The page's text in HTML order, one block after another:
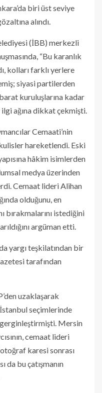
biri üst seviye
alındı.
(İBB) merkezli
“Bu karanlık
kolları farklı yerlere
siyasi partilerden
kuruluşlarına kadar
ağına dikkat çekmişti.
Cemaati’nin
hareketlendi. Eski
hâkim isimlerden
medya üzerinden
Cemaat lideri Alihan
olduğunu, en
bırakmalarını istediğini
argüman etti.
yargı teşkilatından bir
tarafından
uzaklaşarak
seçimlerinde
Mersin
cemaat lideri
karesi sonrası
da bu çatışmanın